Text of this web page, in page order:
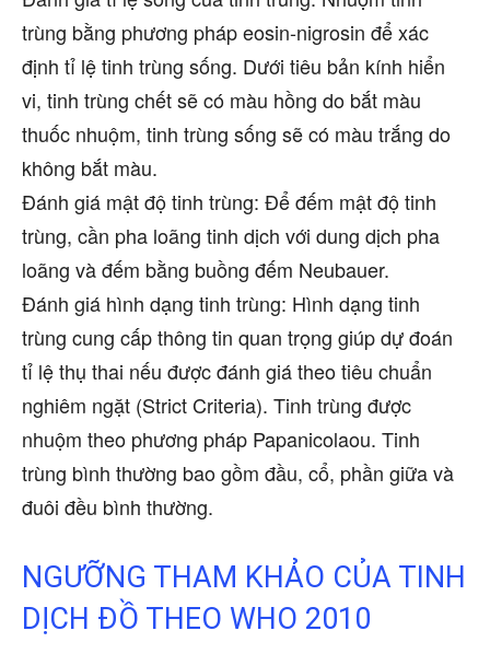
trùng bằng phương pháp eosin-nigrosin để xác
định tỉ lệ tinh trùng sống. Dưới tiêu bản kính hiển
vi, tinh trùng chết sẽ có màu hồng do bắt màu
thuốc nhuộm, tinh trùng sống sẽ có màu trắng do
không bắt màu.
Đánh giá mật độ tinh trùng: Để đếm mật độ tinh
trùng, cần pha loãng tinh dịch với dung dịch pha
loãng và đếm bằng buồng đếm Neubauer.
Đánh giá hình dạng tinh trùng: Hình dạng tinh
trùng cung cấp thông tin quan trọng giúp dự đoán
tỉ lệ thụ thai nếu được đánh giá theo tiêu chuẩn
nghiêm ngặt (Strict Criteria). Tinh trùng được
nhuộm theo phương pháp Papanicolaou. Tinh
trùng bình thường bao gồm đầu, cổ, phần giữa và
đuôi đều bình thường.
NGƯỠNG THAM KHẢO CỦA TINH
DỊCH ĐỒ THEO WHO 2010